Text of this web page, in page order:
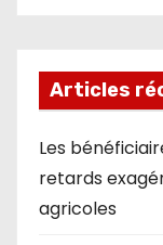
Articles
Les
retards
agricoles